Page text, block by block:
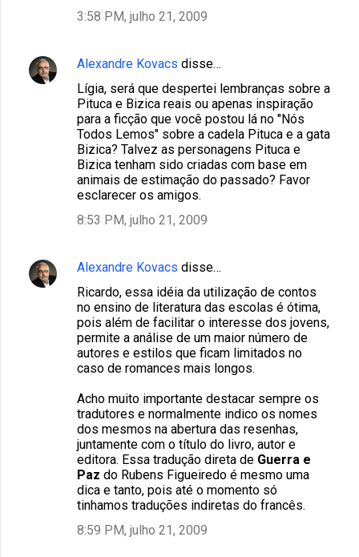
3:58 PM, julho 21, 2009
Alexandre Kovacs disse…
Lígia, será que despertei lembranças sobre a
Pituca e Bizica reais ou apenas inspiração
para a ficção que você postou lá no "Nós
Todos Lemos" sobre a cadela Pituca e a gata
Bizica? Talvez as personagens Pituca e
Bizica tenham sido criadas com base em
animais de estimação do passado? Favor
esclarecer os amigos.
8:53 PM, julho 21, 2009
Alexandre Kovacs disse…
Ricardo, essa idéia da utilização de contos
no ensino de literatura das escolas é ótima,
pois além de facilitar o interesse dos jovens,
permite a análise de um maior número de
autores e estilos que ficam limitados no
caso de romances mais longos.
Acho muito importante destacar sempre os
tradutores e normalmente indico os nomes
dos mesmos na abertura das resenhas,
juntamente com o título do livro, autor e
editora. Essa tradução direta de Guerra e
Paz do Rubens Figueiredo é mesmo uma
dica e tanto, pois até o momento só
tinhamos traduções indiretas do francês.
8:59 PM, julho 21, 2009